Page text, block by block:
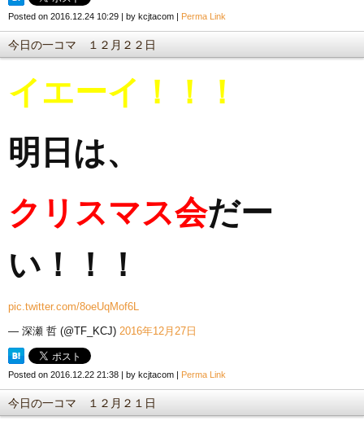
Posted on 2016.12.24 10:29 | by kcjtacom | Perma Link
今日の一コマ １２月２２日
イエーイ！！！
明日は、
クリスマス会だー
い！！！
pic.twitter.com/8oeUqMof6L
— 深瀬 哲 (@TF_KCJ) 2016年12月27日
Posted on 2016.12.22 21:38 | by kcjtacom | Perma Link
今日の一コマ １２月２１日